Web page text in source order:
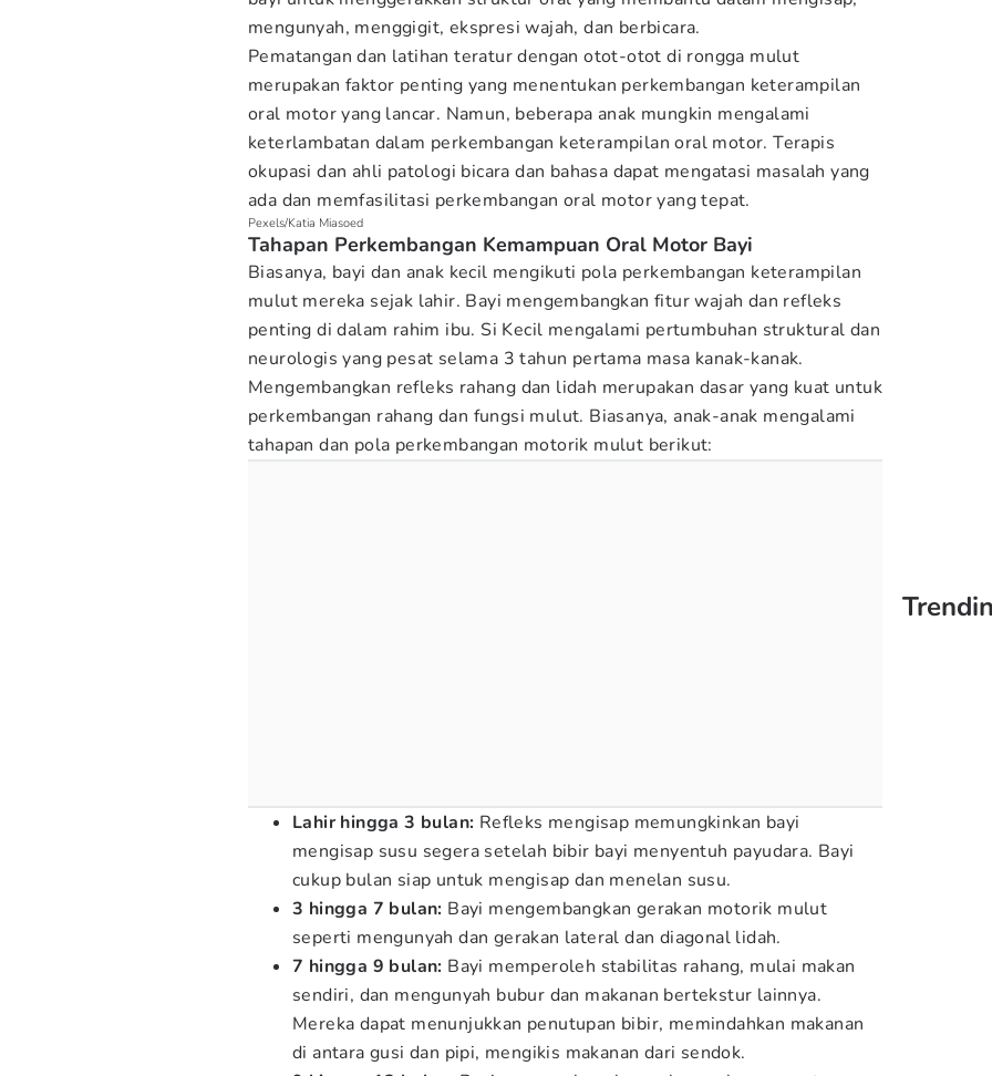
mengunyah, menggigit, ekspresi wajah, dan berbicara.
Pematangan dan latihan teratur dengan otot-otot di rongga mulut
merupakan faktor penting yang menentukan perkembangan keterampilan
oral motor yang lancar. Namun, beberapa anak mungkin mengalami
keterlambatan dalam perkembangan keterampilan oral motor. Terapis
okupasi dan ahli patologi bicara dan bahasa dapat mengatasi masalah yang
ada dan memfasilitasi perkembangan oral motor yang tepat.
Pexels/Katia Miasoed
Tahapan Perkembangan Kemampuan Oral Motor Bayi
Biasanya, bayi dan anak kecil mengikuti pola perkembangan keterampilan
mulut mereka sejak lahir. Bayi mengembangkan fitur wajah dan refleks
penting di dalam rahim ibu. Si Kecil mengalami pertumbuhan struktural dan
neurologis yang pesat selama 3 tahun pertama masa kanak-kanak.
Mengembangkan refleks rahang dan lidah merupakan dasar yang kuat untuk
perkembangan rahang dan fungsi mulut. Biasanya, anak-anak mengalami
tahapan dan pola perkembangan motorik mulut berikut:
Lahir hingga 3 bulan: Refleks mengisap memungkinkan bayi
mengisap susu segera setelah bibir bayi menyentuh payudara. Bayi
cukup bulan siap untuk mengisap dan menelan susu.
3 hingga 7 bulan: Bayi mengembangkan gerakan motorik mulut
seperti mengunyah dan gerakan lateral dan diagonal lidah.
7 hingga 9 bulan: Bayi memperoleh stabilitas rahang, mulai makan
sendiri, dan mengunyah bubur dan makanan bertekstur lainnya.
Mereka dapat menunjukkan penutupan bibir, memindahkan makanan
di antara gusi dan pipi, mengikis makanan dari sendok.